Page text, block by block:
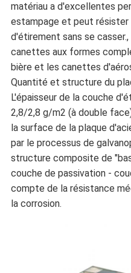
matériau a d'excellentes
estampage et peut résister
d'étirement sans se
canettes aux formes
bière et les canettes
Quantité et structure du
L'épaisseur de la couche
2,8/2,8 g/m2 (à double
la surface de la plaque
par le processus de
structure composite de
couche de passivation -
compte de la résistance
la corrosion.